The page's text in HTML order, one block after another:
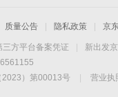
质量公告 隐私政策 京
方平台备案凭证
新出发
2023）第00013号 营业执